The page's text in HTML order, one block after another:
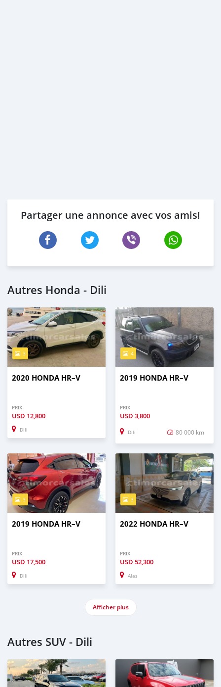
Partager une annonce avec vos amis!
Autres Honda - Dili
3
2020 HONDA HR–V
PRIX
USD 12,800
Dili
4
2019 HONDA HR–V
PRIX
USD 3,800
Dili 80 000 km
3
2019 HONDA HR–V
PRIX
USD 17,500
Dili
3
2022 HONDA HR–V
PRIX
USD 52,300
Alas
Afficher plus
Autres SUV - Dili